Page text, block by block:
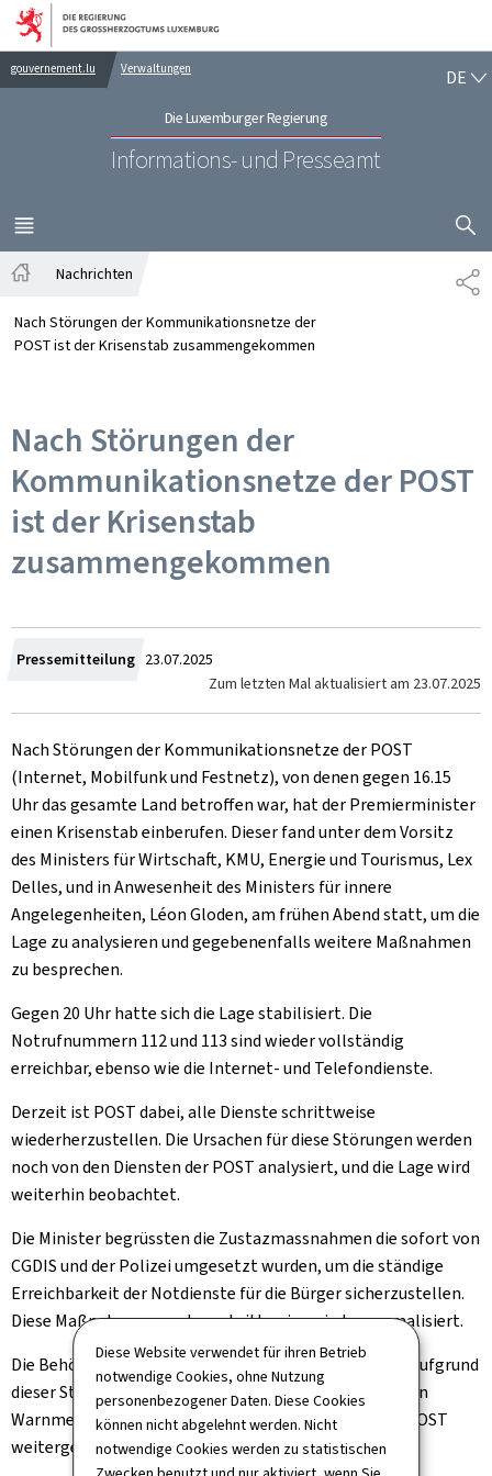
Diese Website verwendet für ihren Betrieb
notwendige Cookies, ohne Nutzung
personenbezogener Daten. Diese Cookies
können nicht abgelehnt werden. Nicht
notwendige Cookies werden zu statistischen
Zur Hauptnavigation
Zum Inhalt
gouvernement.lu Verwaltungen
Die Luxemburger Regierung
Informations- und Presseamt
DE
MENÜ
HAUPT-
Nachrichten
Nach Störungen der Kommunikationsnetze der
POST ist der Krisenstab zusammengekommen
Nach Störungen der
Kommunikationsnetze der POST
ist der Krisenstab
zusammengekommen
Pressemitteilung Zum
23.07.2025
Zum letzten Mal aktualisiert am 23.07.2025
Nach Störungen der Kommunikationsnetze der POST
(Internet, Mobilfunk und Festnetz), von denen gegen 16.15
Uhr das gesamte Land betroffen war, hat der Premierminister
einen Krisenstab einberufen. Dieser fand unter dem Vorsitz
des Ministers für Wirtschaft, KMU, Energie und Tourismus, Lex
Delles, und in Anwesenheit des Ministers für innere
Angelegenheiten, Léon Gloden, am frühen Abend statt, um die
Lage zu analysieren und gegebenenfalls weitere Maßnahmen
zu besprechen.
Gegen 20 Uhr hatte sich die Lage stabilisiert. Die
Notrufnummern 112 und 113 sind wieder vollständig
erreichbar, ebenso wie die Internet- und Telefondienste.
Derzeit ist POST dabei, alle Dienste schrittweise
wiederherzustellen. Die Ursachen für diese Störungen werden
noch von den Diensten der POST analysiert, und die Lage wird
weiterhin beobachtet.
Die Minister begrüssten die Zustazmassnahmen die sofort von
CGDIS und der Polizei umgesetzt wurden, um die ständige
Erreichbarkeit der Notdienste für die Bürger sicherzustellen.
Diese Maßnahmen werden schrittweise wieder normalisiert.
Die Behörden haben erneut darauf hingewiesen, dass aufgrund
dieser Störungen die vom LU-Alert-System versendeten
Warnmeldungen mit Verzögerung an die Kunden der POST
weitergeleitet wurden.